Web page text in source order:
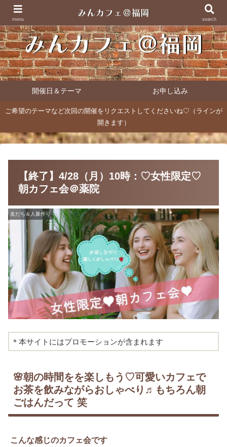
開催日＆テーマ お申し込み
ご希望のテーマなど次回の開催をリクエストしてくださいね♡（ラインが
開きます）
【終了】4/28（月）10時：♡女性限定♡
朝カフェ会＠薬院
友だち＆人脈作り
＊本サイトにはプロモーションが含まれます
🌸朝の時間をを楽しもう♡可愛いカフェで
お茶を飲みながらおしゃべり♬もちろん朝
ごはんだって 笑
こんな感じのカフェ会です
menu search